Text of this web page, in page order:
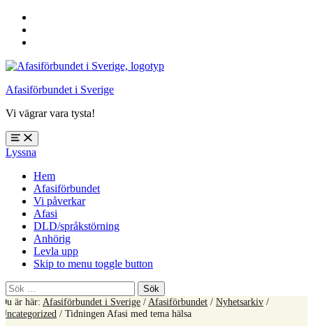
sidfoten
Afasiförbundet i Sverige
Vi vägrar vara tysta!
Öppna
meny:
%s
Lyssna
Hem
Afasiförbundet
Vi påverkar
Afasi
DLD/språkstörning
Anhörig
Levla upp
Skip to menu toggle button
Sök
efter:
Du är här: Afasiförbundet i Sverige /Afasiförbundet / Nyhetsarkiv /
Uncategorized / Tidningen Afasi med tema hälsa